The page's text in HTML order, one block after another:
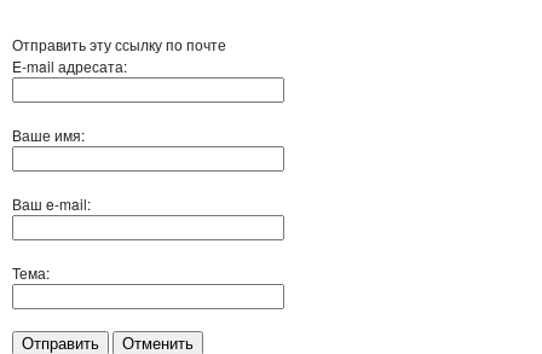
Отправить эту ссылку по почте
E-mail адресата:
Ваше имя:
Ваш e-mail:
Тема:
Отправить Отменить